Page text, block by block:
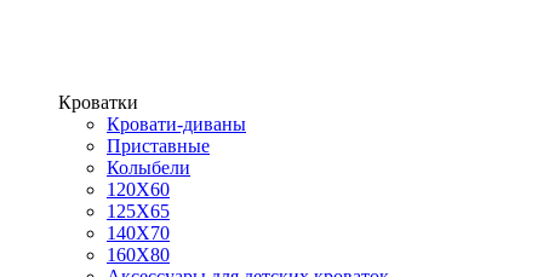
Кроватки
Кровати-диваны
Приставные
Колыбели
120Х60
125X65
140Х70
160Х80